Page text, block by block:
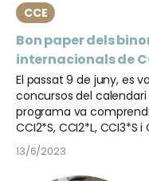
CCE
Bon paper dels
internacionals de
El passat 9 de juny, es
concursos del calendari
programa va
CCI2*S, CCI2*L, CCI3*S i
13/6/2023